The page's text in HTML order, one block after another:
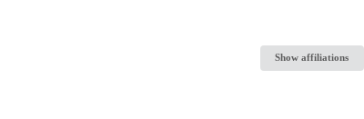
Show affiliations